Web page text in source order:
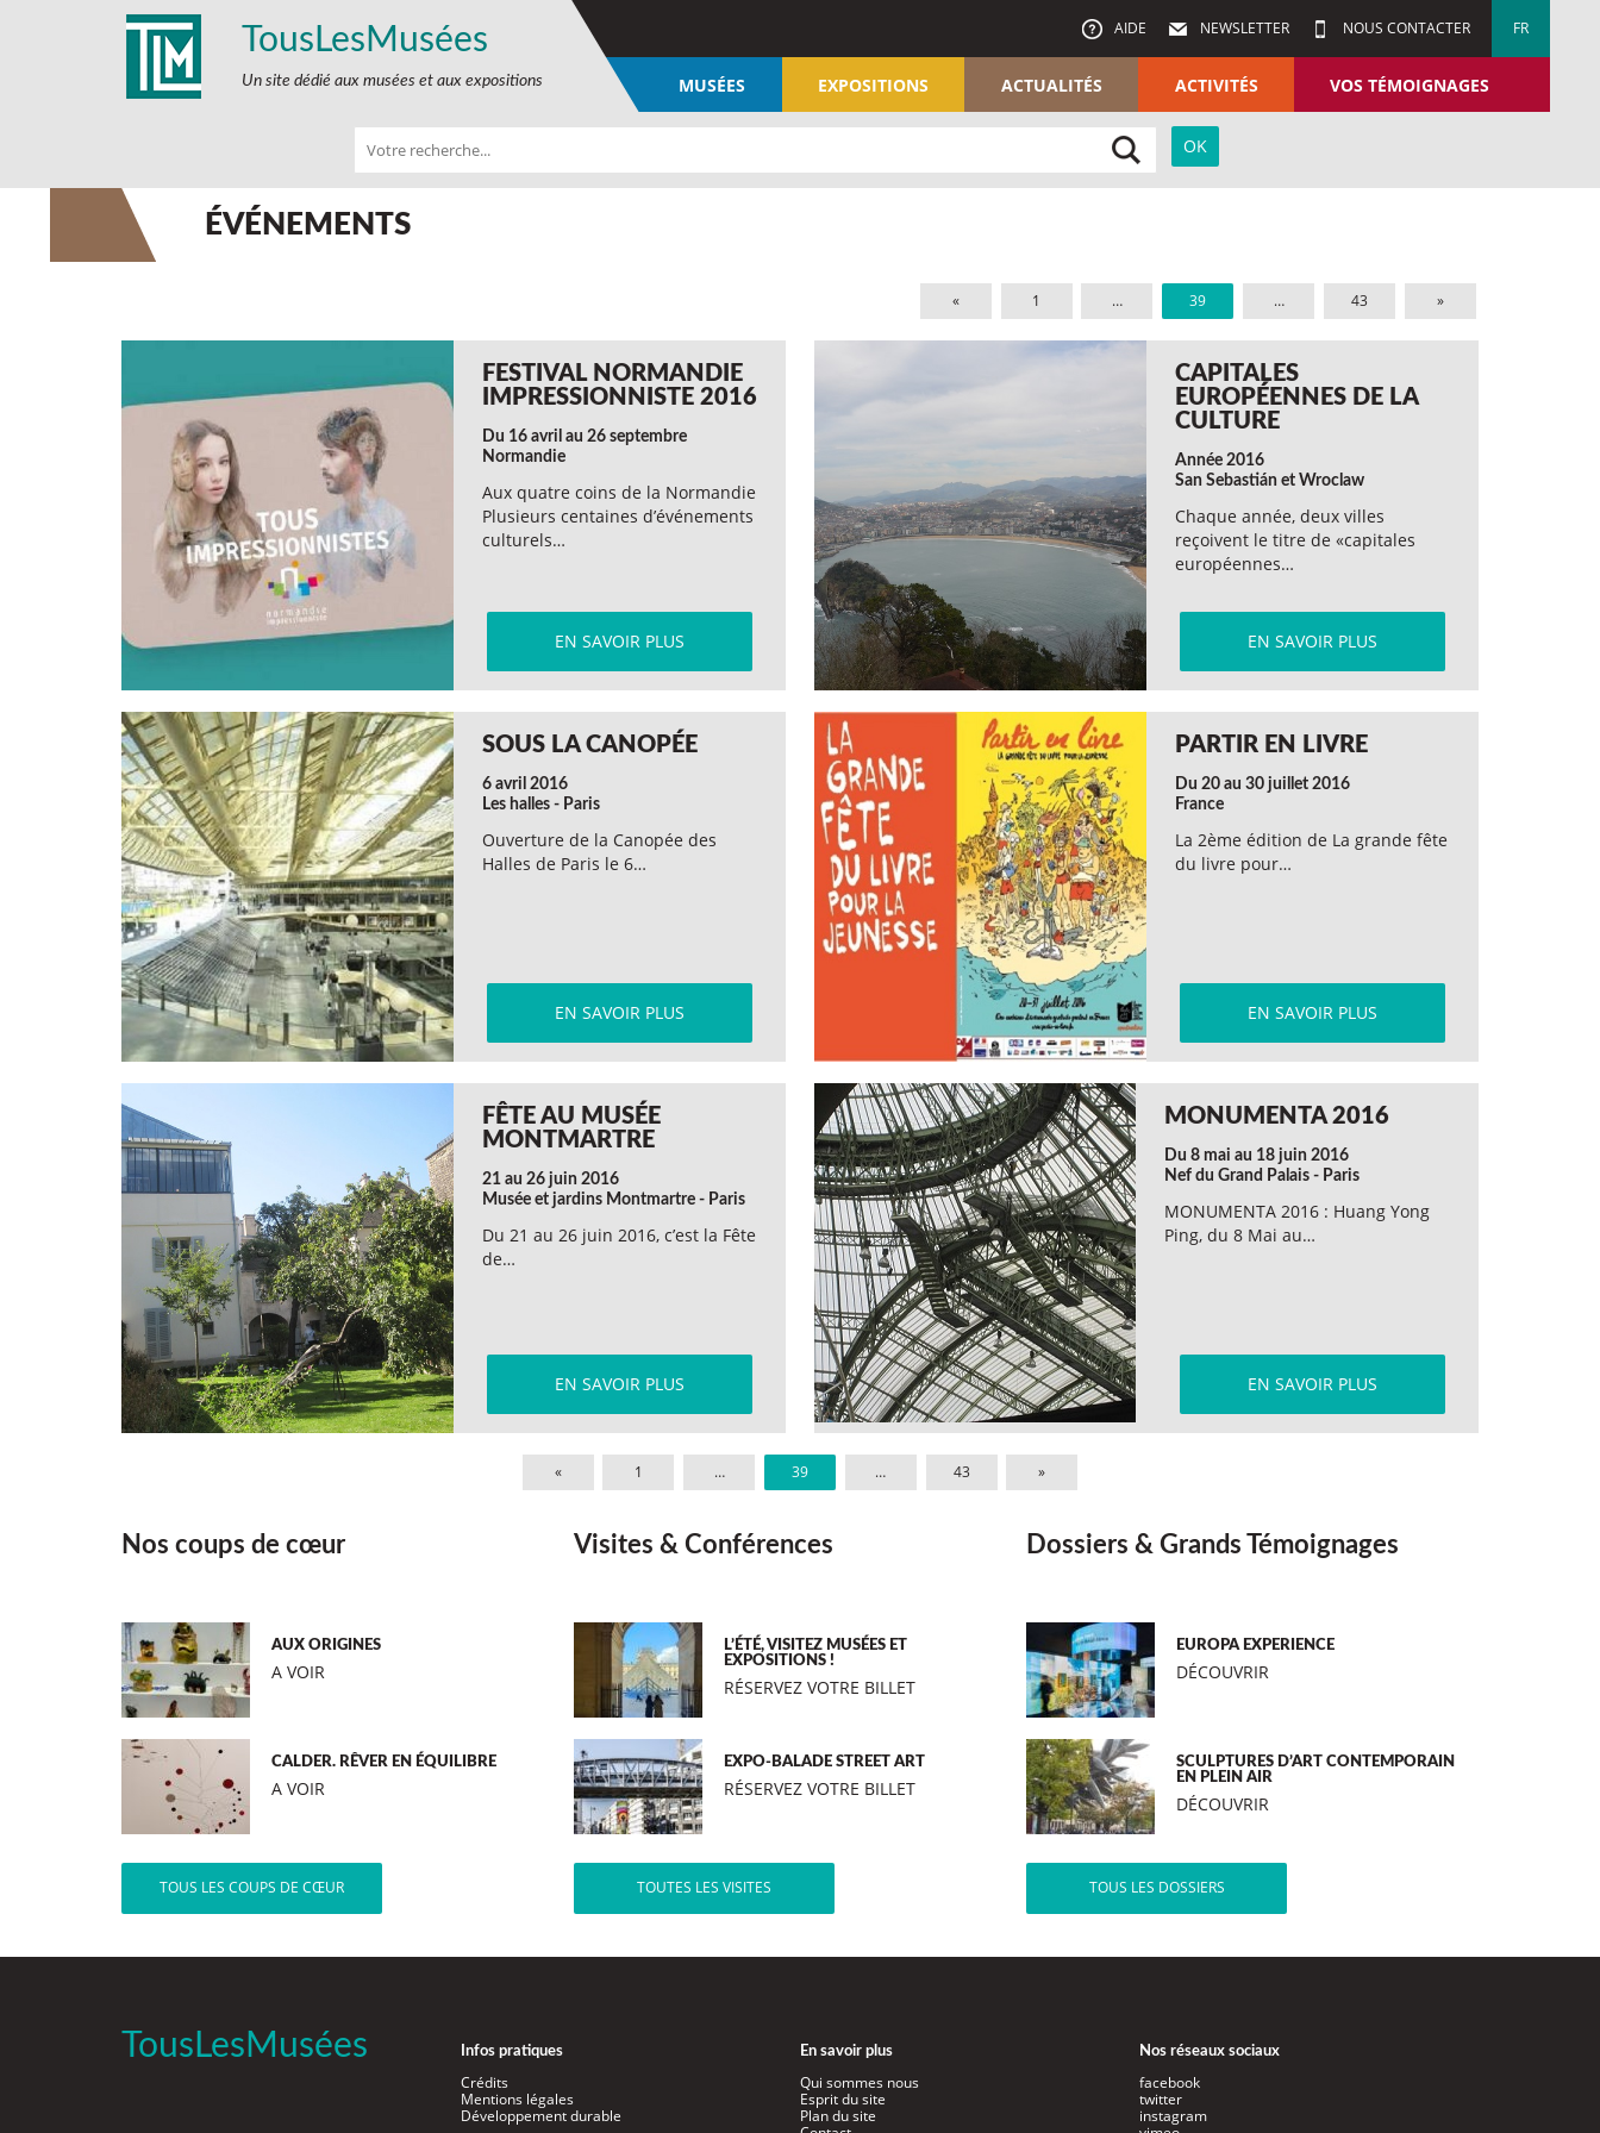
TousLesMusées
Un site dédié aux musées et aux expositions
AIDE NEWSLETTER NOUS CONTACTER FR
MUSÉES EXPOSITIONS ACTUALITÉS ACTIVITÉS VOS TÉMOIGNAGES
ÉVÉNEMENTS
« 1 … 39 … 43 »
FESTIVAL NORMANDIE
IMPRESSIONNISTE 2016
Du 16 avril au 26 septembre
Normandie
Aux quatre coins de la Normandie
Plusieurs centaines d’événements
culturels…
EN SAVOIR PLUS
CAPITALES
EUROPÉENNES DE LA
CULTURE
Année 2016
San Sebastián et Wroclaw
Chaque année, deux villes
reçoivent le titre de «capitales
européennes…
EN SAVOIR PLUS
SOUS LA CANOPÉE
6 avril 2016
Les halles - Paris
Ouverture de la Canopée des
Halles de Paris le 6…
EN SAVOIR PLUS
PARTIR EN LIVRE
Du 20 au 30 juillet 2016
France
La 2ème édition de La grande fête
du livre pour…
EN SAVOIR PLUS
FÊTE AU MUSÉE
MONTMARTRE
21 au 26 juin 2016
Musée et jardins Montmartre - Paris
Du 21 au 26 juin 2016, c’est la Fête
de…
EN SAVOIR PLUS
MONUMENTA 2016
Du 8 mai au 18 juin 2016
Nef du Grand Palais - Paris
MONUMENTA 2016 : Huang Yong
Ping, du 8 Mai au…
EN SAVOIR PLUS
« 1 … 39 … 43 »
Nos coups de cœur
AUX ORIGINES
A VOIR
CALDER. RÊVER EN ÉQUILIBRE
A VOIR
TOUS LES COUPS DE CŒUR
Visites & Conférences
L’ÉTÉ, VISITEZ MUSÉES ET
EXPOSITIONS !
RÉSERVEZ VOTRE BILLET
EXPO-BALADE STREET ART
RÉSERVEZ VOTRE BILLET
TOUTES LES VISITES
Dossiers & Grands Témoignages
EUROPA EXPERIENCE
DÉCOUVRIR
SCULPTURES D’ART CONTEMPORAIN
EN PLEIN AIR
DÉCOUVRIR
TOUS LES DOSSIERS
TousLesMusées Infos pratiques
Crédits
Mentions légales
Développement durable
En savoir plus
Qui sommes nous
Esprit du site
Plan du site
Nos réseaux sociaux
facebook
twitter
instagram